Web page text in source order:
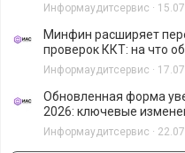
Информаудитсервис ·
Минфин расширяет
проверок ККТ: на что
Информаудитсервис ·
Обновленная форма
2026: ключевые
Информаудитсервис ·